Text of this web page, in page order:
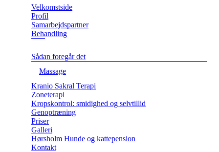
Velkomstside
Profil
Samarbejdspartner
Behandling
Sådan foregår det
Massage
Kranio Sakral Terapi
Zoneterapi
Kropskontrol: smidighed og selvtillid
Genoptræning
Priser
Galleri
Hørsholm Hunde og kattepension
Kontakt